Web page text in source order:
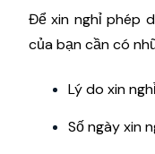
Để xin nghỉ phép
của bạn cần có
Lý do xin
Số ngày xin